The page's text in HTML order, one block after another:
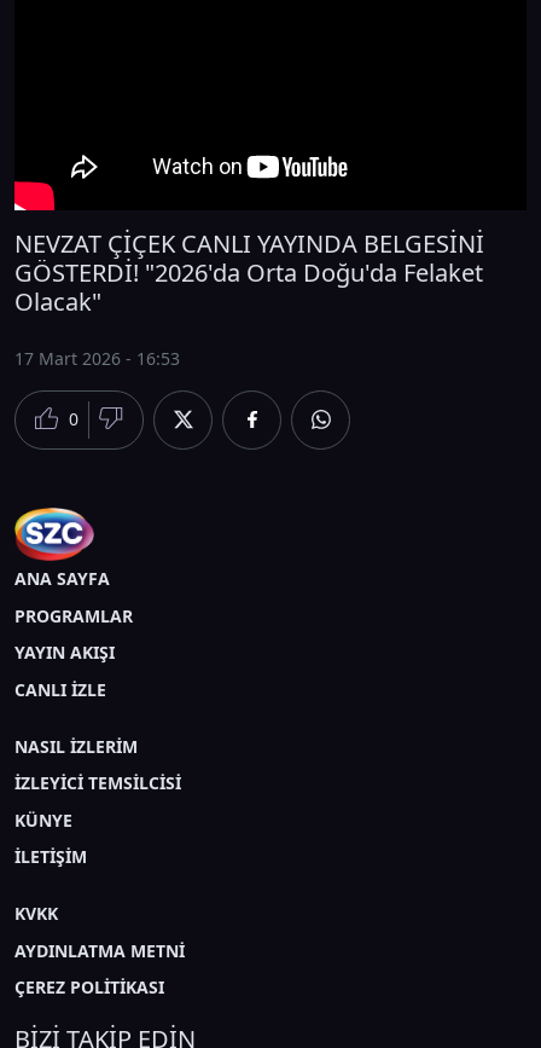
NEVZAT ÇİÇEK CANLI YAYINDA BELGESİNİ
GÖSTERDİ! "2026'da Orta Doğu'da Felaket
Olacak"
17 Mart 2026 - 16:53
0
ANA SAYFA
PROGRAMLAR
YAYIN AKIŞI
CANLI İZLE
NASIL İZLERİM
İZLEYİCİ TEMSİLCİSİ
KÜNYE
İLETİŞİM
KVKK
AYDINLATMA METNİ
ÇEREZ POLİTİKASI
BİZİ TAKİP EDİN